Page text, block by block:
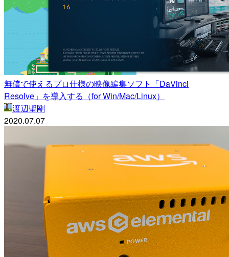
無償で使えるプロ仕様の映像編集ソフト「DaVinci
Resolve」を導入する（for Win/Mac/Linux）
渡辺聖剛
2020.07.07